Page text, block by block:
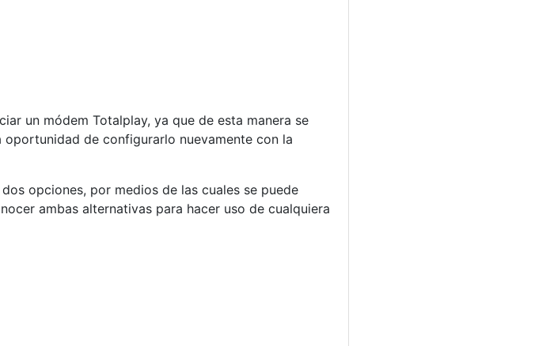
un módem Totalplay, ya que de esta manera se
de configurarlo nuevamente con la
opciones, por medios de las cuales se puede
ambas alternativas para hacer uso de cualquiera